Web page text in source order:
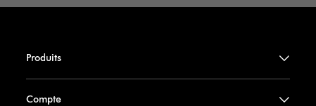
Produits
Compte